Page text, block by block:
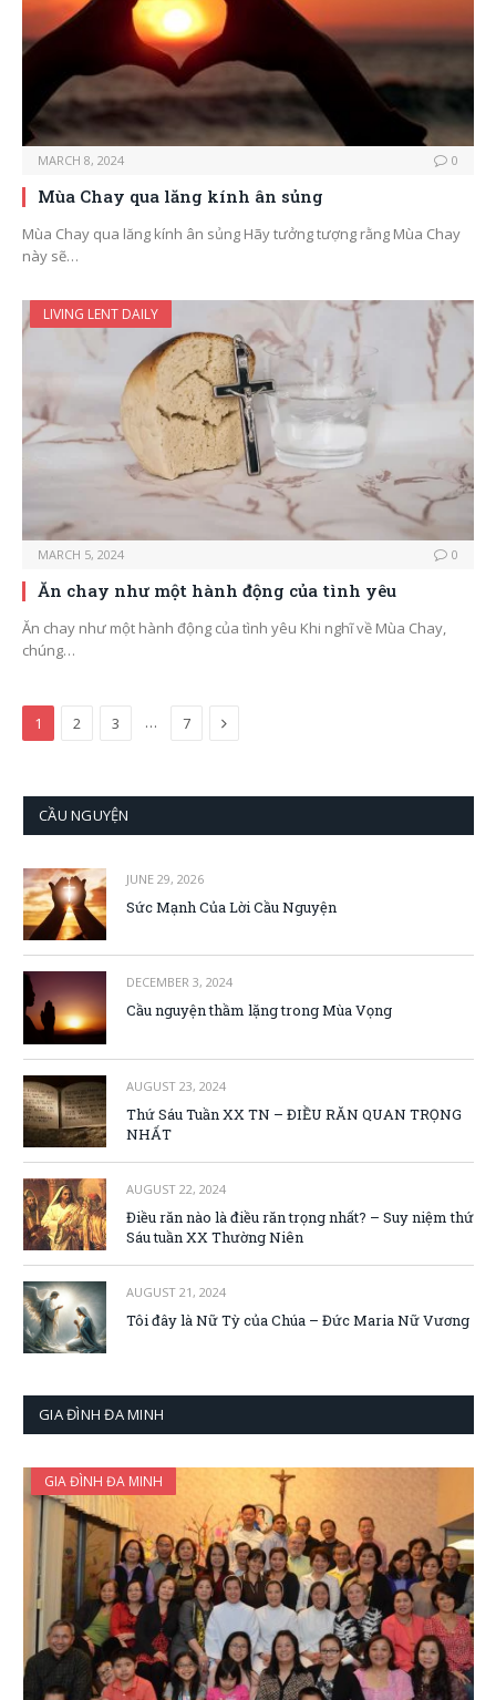
MARCH 8, 2024 0
Mùa Chay qua lăng kính ân sủng
Mùa Chay qua lăng kính ân sủng Hãy tưởng tượng rằng Mùa Chay
này sẽ…
LIVING LENT DAILY
MARCH 5, 2024 0
Ăn chay như một hành động của tình yêu
Ăn chay như một hành động của tình yêu Khi nghĩ về Mùa Chay,
chúng…
1 2 3 … 7 Next
CẦU NGUYỆN
JUNE 29, 2026
Sức Mạnh Của Lời Cầu Nguyện
DECEMBER 3, 2024
Cầu nguyện thầm lặng trong Mùa Vọng
AUGUST 23, 2024
Thứ Sáu Tuần XX TN – ĐIỀU RĂN QUAN TRỌNG
NHẤT
AUGUST 22, 2024
Điều răn nào là điều răn trọng nhất? – Suy niệm thứ
Sáu tuần XX Thường Niên
AUGUST 21, 2024
Tôi đây là Nữ Tỳ của Chúa – Đức Maria Nữ Vương
GIA ĐÌNH ĐA MINH
GIA ĐÌNH ĐA MINH